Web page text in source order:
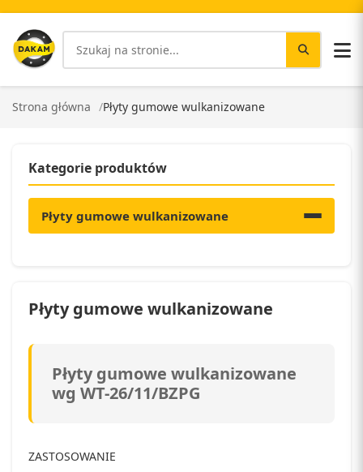
Strona główna Płyty gumowe wulkanizowane
Kategorie produktów
Płyty gumowe wulkanizowane
Płyty gumowe wulkanizowane
Płyty gumowe wulkanizowane
wg WT-26/11/BZPG
ZASTOSOWANIE